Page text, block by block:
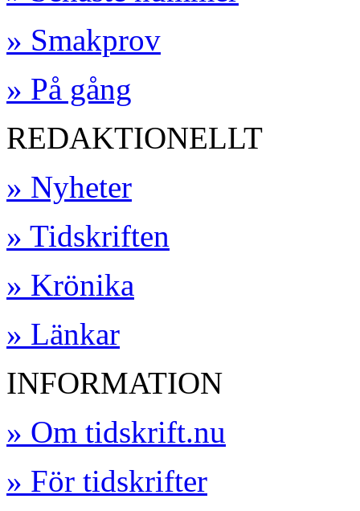
» Smakprov
» På gång
REDAKTIONELLT
» Nyheter
» Tidskriften
» Krönika
» Länkar
INFORMATION
» Om tidskrift.nu
» För tidskrifter